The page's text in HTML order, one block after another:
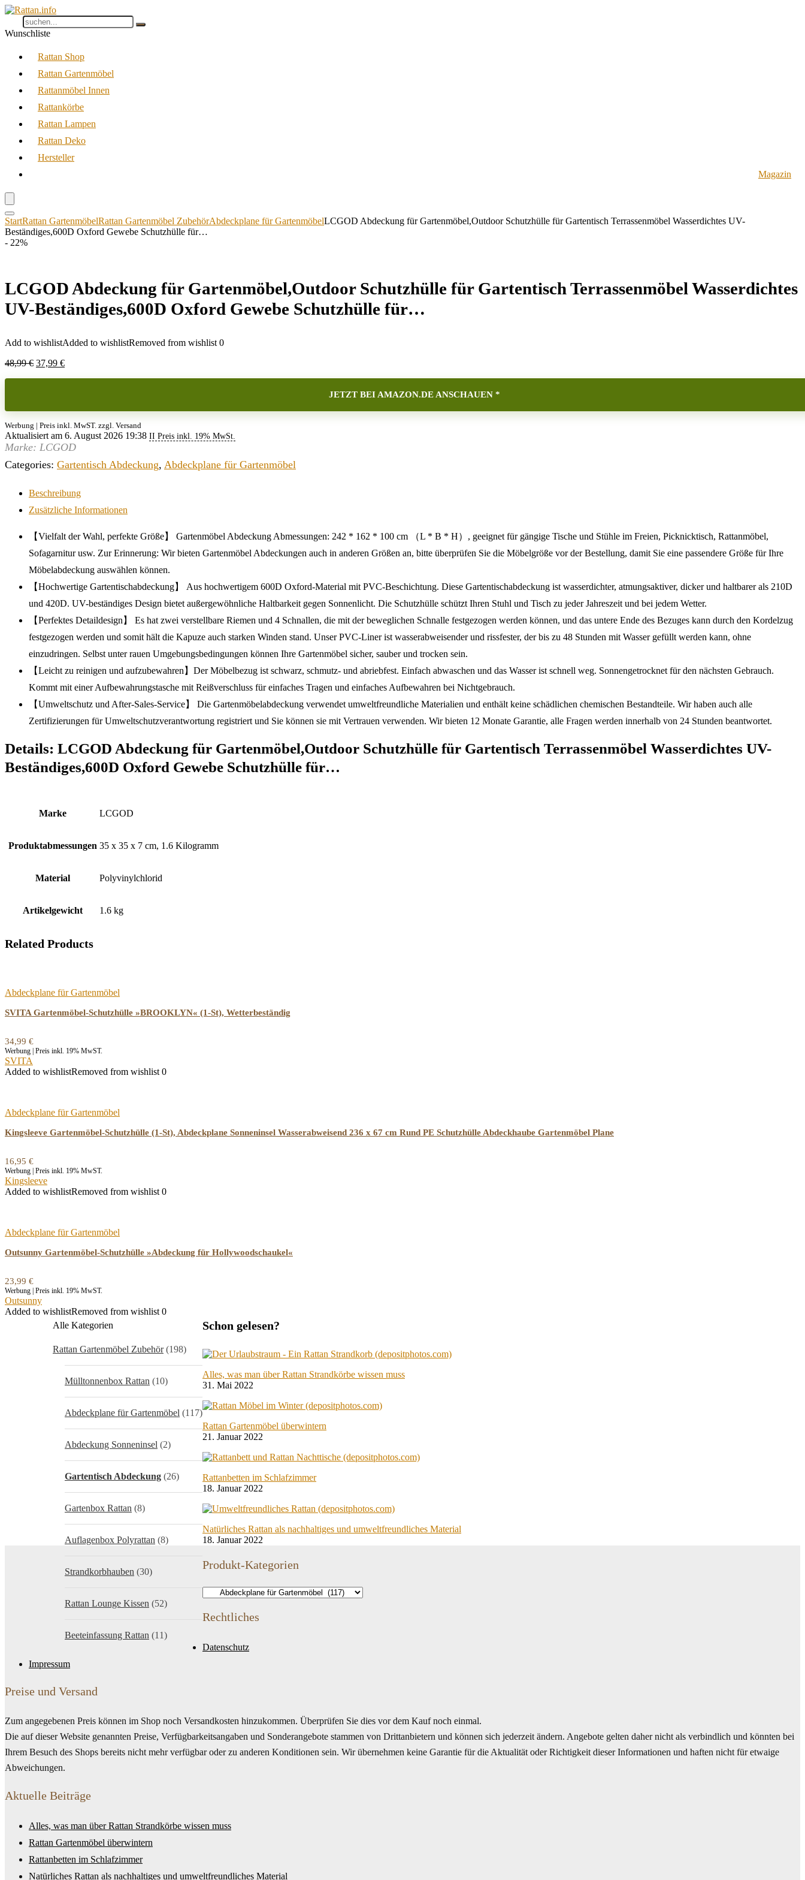
Wunschliste
Rattan Shop
Rattan Gartenmöbel
Rattanmöbel Innen
Rattankörbe
Rattan Lampen
Rattan Deko
Hersteller
Magazin
StartRattan GartenmöbelRattan Gartenmöbel ZubehörAbdeckplane für GartenmöbelLCGOD Abdeckung für Gartenmöbel,Outdoor Schutzhülle für Gartentisch Terrassenmöbel Wasserdichtes UV-
Beständiges,600D Oxford Gewebe Schutzhülle für…
- 22%
LCGOD Abdeckung für Gartenmöbel,Outdoor Schutzhülle für Gartentisch Terrassenmöbel Wasserdichtes
UV-Beständiges,600D Oxford Gewebe Schutzhülle für…
Add to wishlistAdded to wishlistRemoved from wishlist 0
48,99€ Ursprünglicher
37,99 €Aktueller
JETZT BEI AMAZON.DE ANSCHAUEN *
Werbung | Preis inkl. MwST. zzgl. Versand
Aktualisiert am 6. August 2026 19:38 II Preis inkl. 19% MwSt.
Marke: LCGOD
Categories: Gartentisch Abdeckung, Abdeckplane für Gartenmöbel
Beschreibung
Zusätzliche Informationen
【Vielfalt der Wahl, perfekte Größe】 Gartenmöbel Abdeckung Abmessungen: 242 * 162 * 100 cm （L * B * H）, geeignet für gängige Tische und Stühle im Freien, Picknicktisch, Rattanmöbel,
Sofagarnitur usw. Zur Erinnerung: Wir bieten Gartenmöbel Abdeckungen auch in anderen Größen an, bitte überprüfen Sie die Möbelgröße vor der Bestellung, damit Sie eine passendere Größe für Ihre
Möbelabdeckung auswählen können.
【Hochwertige Gartentischabdeckung】 Aus hochwertigem 600D Oxford-Material mit PVC-Beschichtung. Diese Gartentischabdeckung ist wasserdichter, atmungsaktiver, dicker und haltbarer als 210D
und 420D. UV-beständiges Design bietet außergewöhnliche Haltbarkeit gegen Sonnenlicht. Die Schutzhülle schützt Ihren Stuhl und Tisch zu jeder Jahreszeit und bei jedem Wetter.
【Perfektes Detaildesign】 Es hat zwei verstellbare Riemen und 4 Schnallen, die mit der beweglichen Schnalle festgezogen werden können, und das untere Ende des Bezuges kann durch den Kordelzug
festgezogen werden und somit hält die Kapuze auch starken Winden stand. Unser PVC-Liner ist wasserabweisender und rissfester, der bis zu 48 Stunden mit Wasser gefüllt werden kann, ohne
einzudringen. Selbst unter rauen Umgebungsbedingungen können Ihre Gartenmöbel sicher, sauber und trocken sein.
【Leicht zu reinigen und aufzubewahren】Der Möbelbezug ist schwarz, schmutz- und abriebfest. Einfach abwaschen und das Wasser ist schnell weg. Sonnengetrocknet für den nächsten Gebrauch.
Kommt mit einer Aufbewahrungstasche mit Reißverschluss für einfaches Tragen und einfaches Aufbewahren bei Nichtgebrauch.
【Umweltschutz und After-Sales-Service】 Die Gartenmöbelabdeckung verwendet umweltfreundliche Materialien und enthält keine schädlichen chemischen Bestandteile. Wir haben auch alle
Zertifizierungen für Umweltschutzverantwortung registriert und Sie können sie mit Vertrauen verwenden. Wir bieten 12 Monate Garantie, alle Fragen werden innerhalb von 24 Stunden beantwortet.
Details: LCGOD Abdeckung für Gartenmöbel,Outdoor Schutzhülle für Gartentisch Terrassenmöbel Wasserdichtes UV-
Beständiges,600D Oxford Gewebe Schutzhülle für…
Marke ‎LCGOD
Produktabmessungen ‎35 x 35 x 7 cm, 1.6 Kilogramm
Material ‎Polyvinylchlorid
Artikelgewicht ‎1.6 kg
Related Products
Abdeckplane für Gartenmöbel
SVITA Gartenmöbel-Schutzhülle »BROOKLYN« (1-St), Wetterbeständig
34,99 €
Werbung | Preis inkl. 19% MwST.
SVITA
Added to wishlistRemoved from wishlist 0
Abdeckplane für Gartenmöbel
Kingsleeve Gartenmöbel-Schutzhülle (1-St), Abdeckplane Sonneninsel Wasserabweisend 236 x 67 cm Rund PE Schutzhülle Abdeckhaube Gartenmöbel Plane
16,95 €
Werbung | Preis inkl. 19% MwST.
Kingsleeve
Added to wishlistRemoved from wishlist 0
Abdeckplane für Gartenmöbel
Outsunny Gartenmöbel-Schutzhülle »Abdeckung für Hollywoodschaukel«
23,99 €
Werbung | Preis inkl. 19% MwST.
Outsunny
Added to wishlistRemoved from wishlist 0
Alle Kategorien
Rattan Gartenmöbel Zubehör (198)
Mülltonnenbox Rattan (10)
Abdeckplane für Gartenmöbel (117)
Abdeckung Sonneninsel (2)
Gartentisch Abdeckung (26)
Gartenbox Rattan (8)
Auflagenbox Polyrattan (8)
Strandkorbhauben (30)
Rattan Lounge Kissen (52)
Beeteinfassung Rattan (11)
Schon gelesen?
Alles, was man über Rattan Strandkörbe wissen muss
31. Mai 2022
Rattan Gartenmöbel überwintern
21. Januar 2022
Rattanbetten im Schlafzimmer
18. Januar 2022
Natürliches Rattan als nachhaltiges und umweltfreundliches Material
18. Januar 2022
Produkt-Kategorien
Rechtliches
Datenschutz
Impressum
Preise und Versand
Zum angegebenen Preis können im Shop noch Versandkosten hinzukommen. Überprüfen Sie dies vor dem Kauf noch einmal.
Die auf dieser Website genannten Preise, Verfügbarkeitsangaben und Sonderangebote stammen von Drittanbietern und können sich jederzeit ändern. Angebote gelten daher nicht als verbindlich und könnten bei
Ihrem Besuch des Shops bereits nicht mehr verfügbar oder zu anderen Konditionen sein. Wir übernehmen keine Garantie für die Aktualität oder Richtigkeit dieser Informationen und haften nicht für etwaige
Abweichungen.
Aktuelle Beiträge
Alles, was man über Rattan Strandkörbe wissen muss
Rattan Gartenmöbel überwintern
Rattanbetten im Schlafzimmer
Natürliches Rattan als nachhaltiges und umweltfreundliches Material